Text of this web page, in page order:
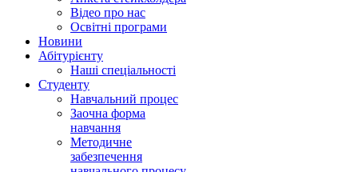
Відео про нас
Освітні програми
Hовини
Абітурієнту
Наші спеціальності
Студенту
Навчальний процес
Заочна форма
навчання
Методичне
забезпечення